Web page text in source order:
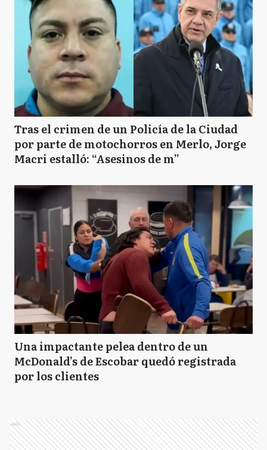
Tras el crimen de un Policía de la Ciudad
por parte de motochorros en Merlo, Jorge
Macri estalló: “Asesinos de m”
Una impactante pelea dentro de un
McDonald’s de Escobar quedó registrada
por los clientes
Ads